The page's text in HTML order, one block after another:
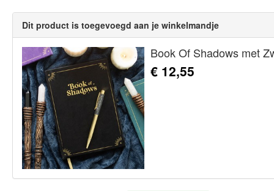
Dit product is toegevoegd aan je winkelmandje
Book Of Shadows met
€ 12,55